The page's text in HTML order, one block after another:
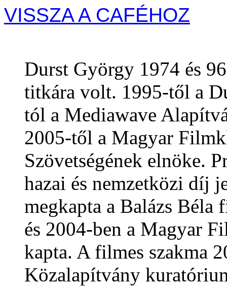
VISSZA A CAFÉHOZ
Durst György 1974 és
titkára volt. 1995-től a
tól a Mediawave
2005-től a Magyar
Szövetségének elnöke.
hazai és nemzetközi díj
megkapta a Balázs
és 2004-ben a Magyar
kapta. A filmes szakma
Közalapítvány